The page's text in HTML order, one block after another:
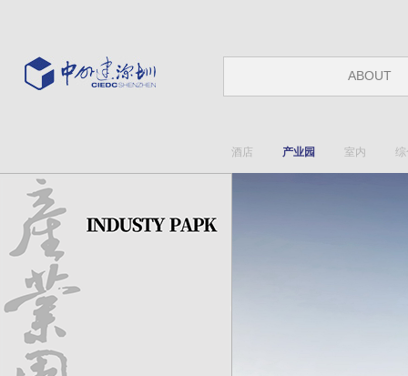
ABOUT
酒店 产业园 室内